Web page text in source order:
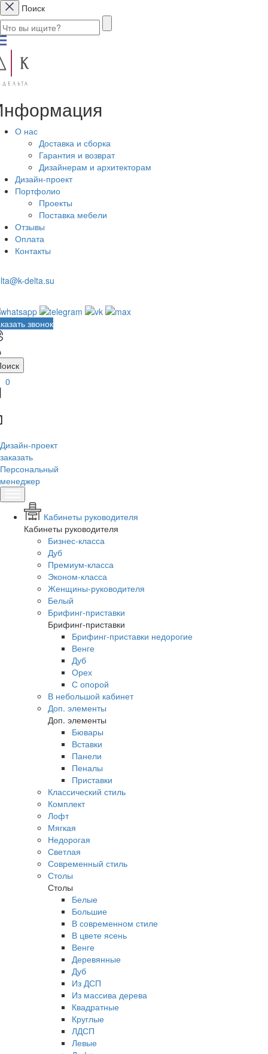
Поиск
О нас
Доставка и сборка
Гарантия и возврат
Дизайнерам и архитекторам
Дизайн-проект
Портфолио
Проекты
Поставка мебели
Отзывы
Оплата
Контакты
delta.su
звонок
0
Дизайн-проект
заказать
Персональный
менеджер
Кабинеты руководителя
Кабинеты руководителя
Бизнес-класса
Дуб
Премиум-класса
Эконом-класса
Женщины-руководителя
Белый
Брифинг-приставки
Брифинг-приставки
Брифинг-приставки недорогие
Венге
Дуб
Орех
С опорой
В небольшой кабинет
Доп. элементы
Доп. элементы
Бювары
Вставки
Панели
Пеналы
Приставки
Классический стиль
Комплект
Лофт
Мягкая
Недорогая
Светлая
Современный стиль
Столы
Столы
Белые
Большие
В современном стиле
В цвете ясень
Венге
Деревянные
Дуб
Из ДСП
Из массива дерева
Квадратные
Круглые
ЛДСП
Левые